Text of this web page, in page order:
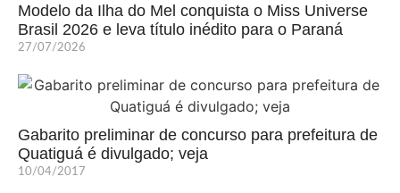
Modelo da Ilha do Mel conquista o Miss Universe
Brasil 2026 e leva título inédito para o Paraná
27/07/2026
Gabarito preliminar de concurso para prefeitura de
Quatiguá é divulgado; veja
10/04/2017